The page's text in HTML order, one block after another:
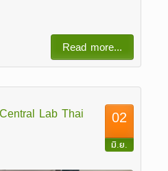
Read more...
02
มิ.ย.
Lab Thai